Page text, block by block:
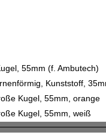
55mm (f. Ambutech)
Kunststoff,
Kugel, 55mm, orange
Kugel, 55mm, weiß